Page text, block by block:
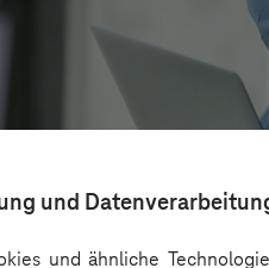
und
und ähnliche